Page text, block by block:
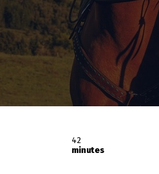
42
minutes